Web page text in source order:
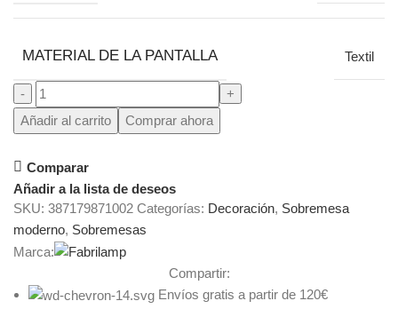
MATERIAL DE LA PANTALLA Textil
Añadir al carrito Comprar ahora
Comparar
Añadir a la lista de deseos
SKU: 387179871002 Categorías: Decoración, Sobremesa
moderno, Sobremesas
Marca:
Compartir:
Envíos gratis a partir de 120€